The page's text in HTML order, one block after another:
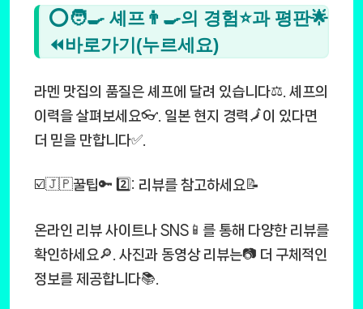
⭕🧑‍🍳 셰프👨‍🍳의 경험⭐과 평판🌟
⏪바로가기(누르세요)
라멘 맛집의 품질은 셰프에 달려 있습니다⚖️. 셰프의
이력을 살펴보세요👓. 일본 현지 경력🗾이 있다면
더 믿을 만합니다✅.
☑️🇯🇵꿀팁🔑 2️⃣: 리뷰를 참고하세요📝
온라인 리뷰 사이트나 SNS📱를 통해 다양한 리뷰를
확인하세요🔎. 사진과 동영상 리뷰는📷 더 구체적인
정보를 제공합니다📚.